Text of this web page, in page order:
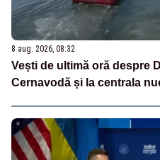
8 aug. 2026, 08:32
Vești de ultimă oră despre
Cernavodă și la centrala